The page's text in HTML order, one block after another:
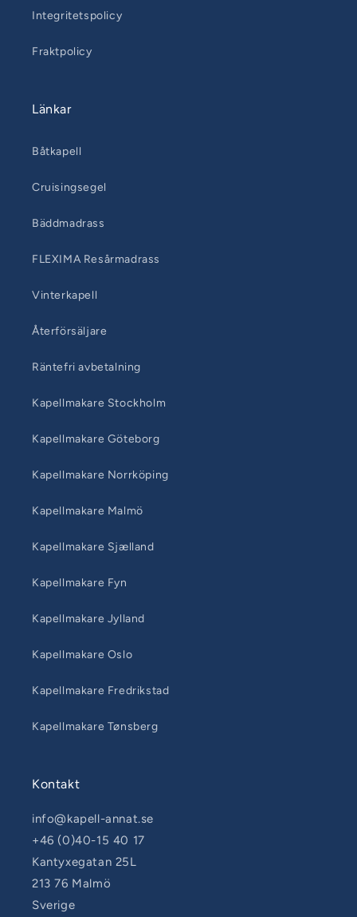
Integritetspolicy
Fraktpolicy
Länkar
Båtkapell
Cruisingsegel
Bäddmadrass
FLEXIMA Resårmadrass
Vinterkapell
Återförsäljare
Räntefri avbetalning
Kapellmakare Stockholm
Kapellmakare Göteborg
Kapellmakare Norrköping
Kapellmakare Malmö
Kapellmakare Sjælland
Kapellmakare Fyn
Kapellmakare Jylland
Kapellmakare Oslo
Kapellmakare Fredrikstad
Kapellmakare Tønsberg
Kontakt
info@kapell-annat.se
+46 (0)40-15 40 17
Kantyxegatan 25L
213 76 Malmö
Sverige